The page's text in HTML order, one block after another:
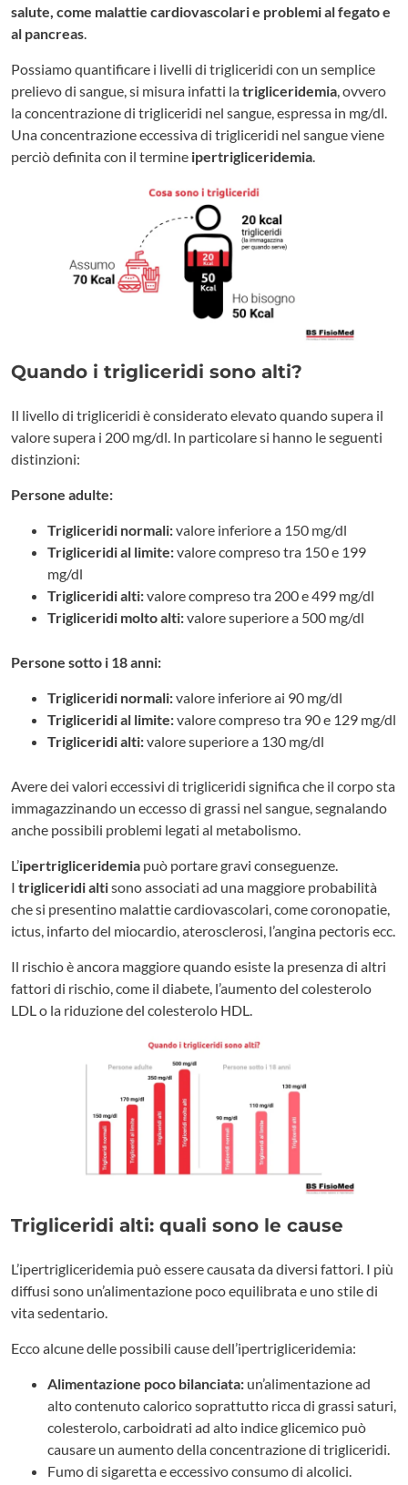
salute, come malattie cardiovascolari e problemi al fegato e
al pancreas.
Possiamo quantificare i livelli di trigliceridi con un semplice
prelievo di sangue, si misura infatti latrigliceridemia, ovvero
la concentrazione di trigliceridi nel sangue, espressa in mg/dl.
Una concentrazione eccessiva di trigliceridi nel sangue viene
perciò definita con il termine ipertrigliceridemia.
Quando i trigliceridi sono alti?
Il livello di trigliceridi è considerato elevato quando supera il
valore supera i 200 mg/dl. In particolare si hanno le seguenti
distinzioni:
Persone adulte:
Trigliceridi normali:valore inferiore a 150 mg/dl
Trigliceridi al limite:valore compreso tra 150 e 199
mg/dl
Trigliceridi alti:valore compreso tra 200 e 499 mg/dl
Trigliceridi molto alti:valore superiore a 500 mg/dl
Persone sotto i 18 anni:
Trigliceridi normali:valore inferiore ai 90 mg/dl
Trigliceridi al limite:valore compreso tra 90 e 129 mg/dl
Trigliceridi alti:valore superiore a 130 mg/dl
Avere dei valori eccessivi di trigliceridi significa che il corpo sta
immagazzinando un eccesso di grassi nel sangue, segnalando
anche possibili problemi legati al metabolismo.
L’ipertrigliceridemia può portare gravi conseguenze.
I trigliceridi altisono associati ad una maggiore probabilità
che si presentino malattie cardiovascolari, come coronopatie,
ictus, infarto del miocardio, aterosclerosi, l’angina pectoris ecc.
Il rischio è ancora maggiore quando esiste la presenza di altri
fattori di rischio, come il diabete, l’aumento del colesterolo
LDL o la riduzione del colesterolo HDL.
Trigliceridi alti: quali sono le cause
L’ipertrigliceridemia può essere causata da diversi fattori. I più
diffusi sono un’alimentazione poco equilibrata e uno stile di
vita sedentario.
Ecco alcune delle possibili cause dell’ipertrigliceridemia:
Alimentazione poco bilanciata: un’alimentazione ad
alto contenuto calorico soprattutto ricca di grassi saturi,
colesterolo, carboidrati ad alto indice glicemico può
causare un aumento della concentrazione di trigliceridi.
Fumo di sigaretta e eccessivo consumo di alcolici.